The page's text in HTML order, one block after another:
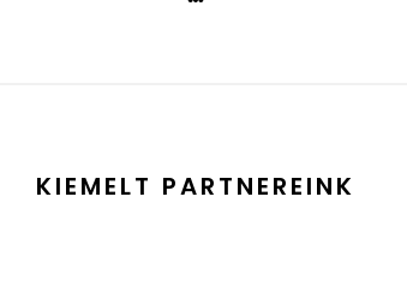
KIEMELT PARTNEREINK